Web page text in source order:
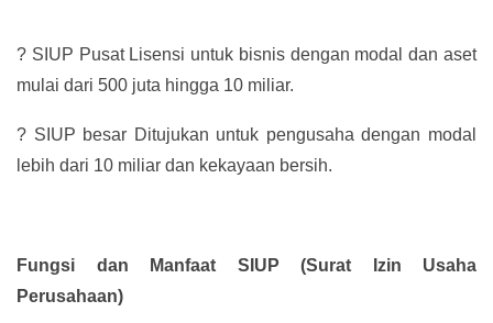
? SIUP Pusat Lisensi untuk bisnis dengan modal dan aset
mulai dari 500 juta hingga 10 miliar.
? SIUP besar Ditujukan untuk pengusaha dengan modal
lebih dari 10 miliar dan kekayaan bersih.
Fungsi dan Manfaat SIUP (Surat Izin Usaha
Perusahaan)